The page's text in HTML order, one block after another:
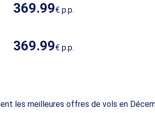
369.99€ p.p.
369.99€ p.p.
les meilleures offres de vols en